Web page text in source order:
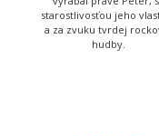
starostlivosťou jeho
a za zvuku tvrdej
hudby.